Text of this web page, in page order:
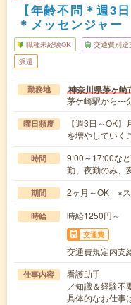
【年齢不問＊週3
＊メッセンジャー
職種未経験OK 交通費別途
派遣
勤務地 神奈川県茅ヶ崎
茅ケ崎駅から---
曜日頻度
【週3日～OK
を増やしていく
時間
9:00～17:00な
勤、夜勤のみ、
期間 2ヶ月～OK ※ス
時給 時給1250円～
交通費
交通費規定内支
仕事内容
看護助手
／知識＆経験
具体的なお仕